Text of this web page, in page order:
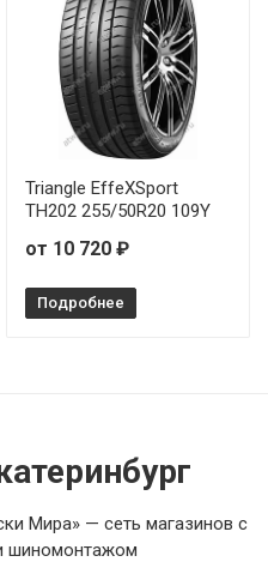
Triangle EffeXSport
TH202 255/50R20 109Y
от 10 720 ₽
Подробнее
Мира» — сеть магазинов с
шиномонтажом